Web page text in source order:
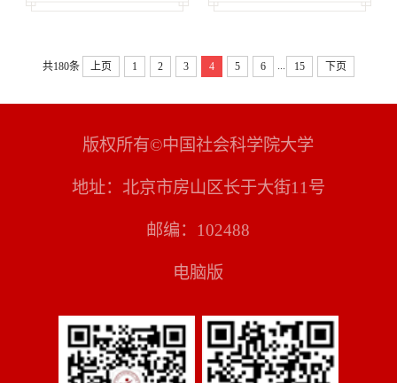
共180条 上页 1 2 3 4 5 6 15 下页
版权所有©中国社会科学院大学
地址：北京市房山区长于大街11号
邮编：102488
电脑版